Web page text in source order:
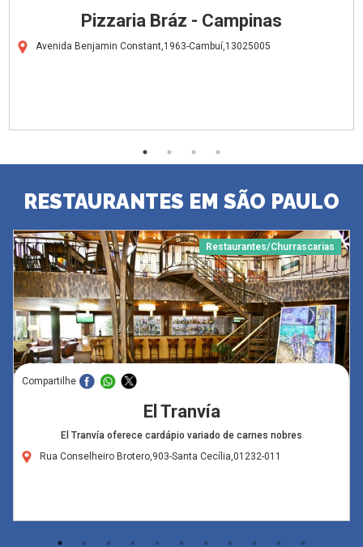
Pizzaria Bráz - Campinas
Avenida Benjamin Constant,1963-Cambuí,13025005
RESTAURANTES EM SÃO PAULO
Restaurantes/Churrascarias
Compartilhe
El Tranvía
El Tranvía oferece cardápio variado de carnes nobres
Rua Conselheiro Brotero,903-Santa Cecília,01232-011